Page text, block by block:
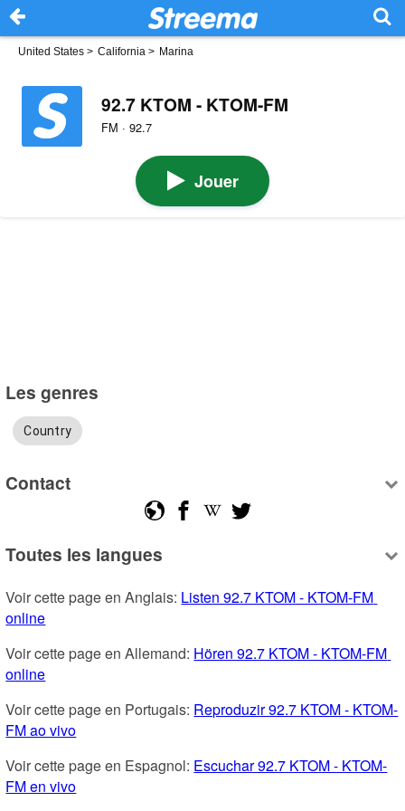
United States > California > Marina
92.7 KTOM - KTOM-FM
FM · 92.7
Jouer
Les genres
Country
Contact
Toutes les langues
Voir cette page en Anglais: Listen 92.7 KTOM - KTOM-FM
online
Voir cette page en Allemand: Hören 92.7 KTOM - KTOM-FM
online
Voir cette page en Portugais: Reproduzir 92.7 KTOM - KTOM-
FM ao vivo
Voir cette page en Espagnol: Escuchar 92.7 KTOM - KTOM-
FM en vivo